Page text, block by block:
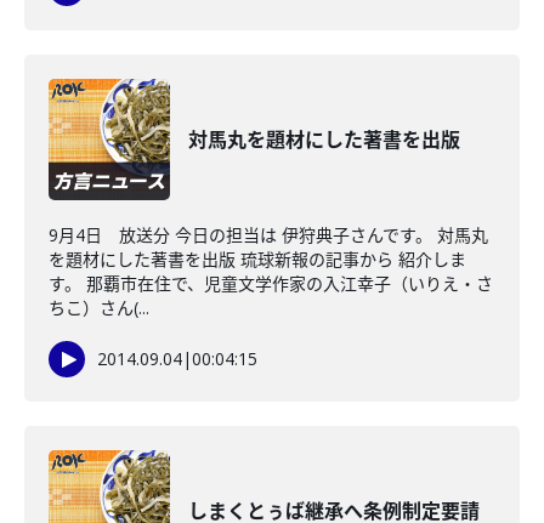
対馬丸を題材にした著書を出版
9月4日 放送分 今日の担当は 伊狩典子さんです。 対馬丸
を題材にした著書を出版 琉球新報の記事から 紹介しま
す。 那覇市在住で、児童文学作家の入江幸子（いりえ・さ
ちこ）さん(...
2014.09.04|00:04:15
しまくとぅば継承へ条例制定要請